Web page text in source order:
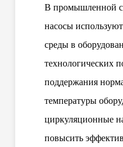
В промышленной
насосы
среды в
технологических
поддержания
температуры
циркуляционные
повысить